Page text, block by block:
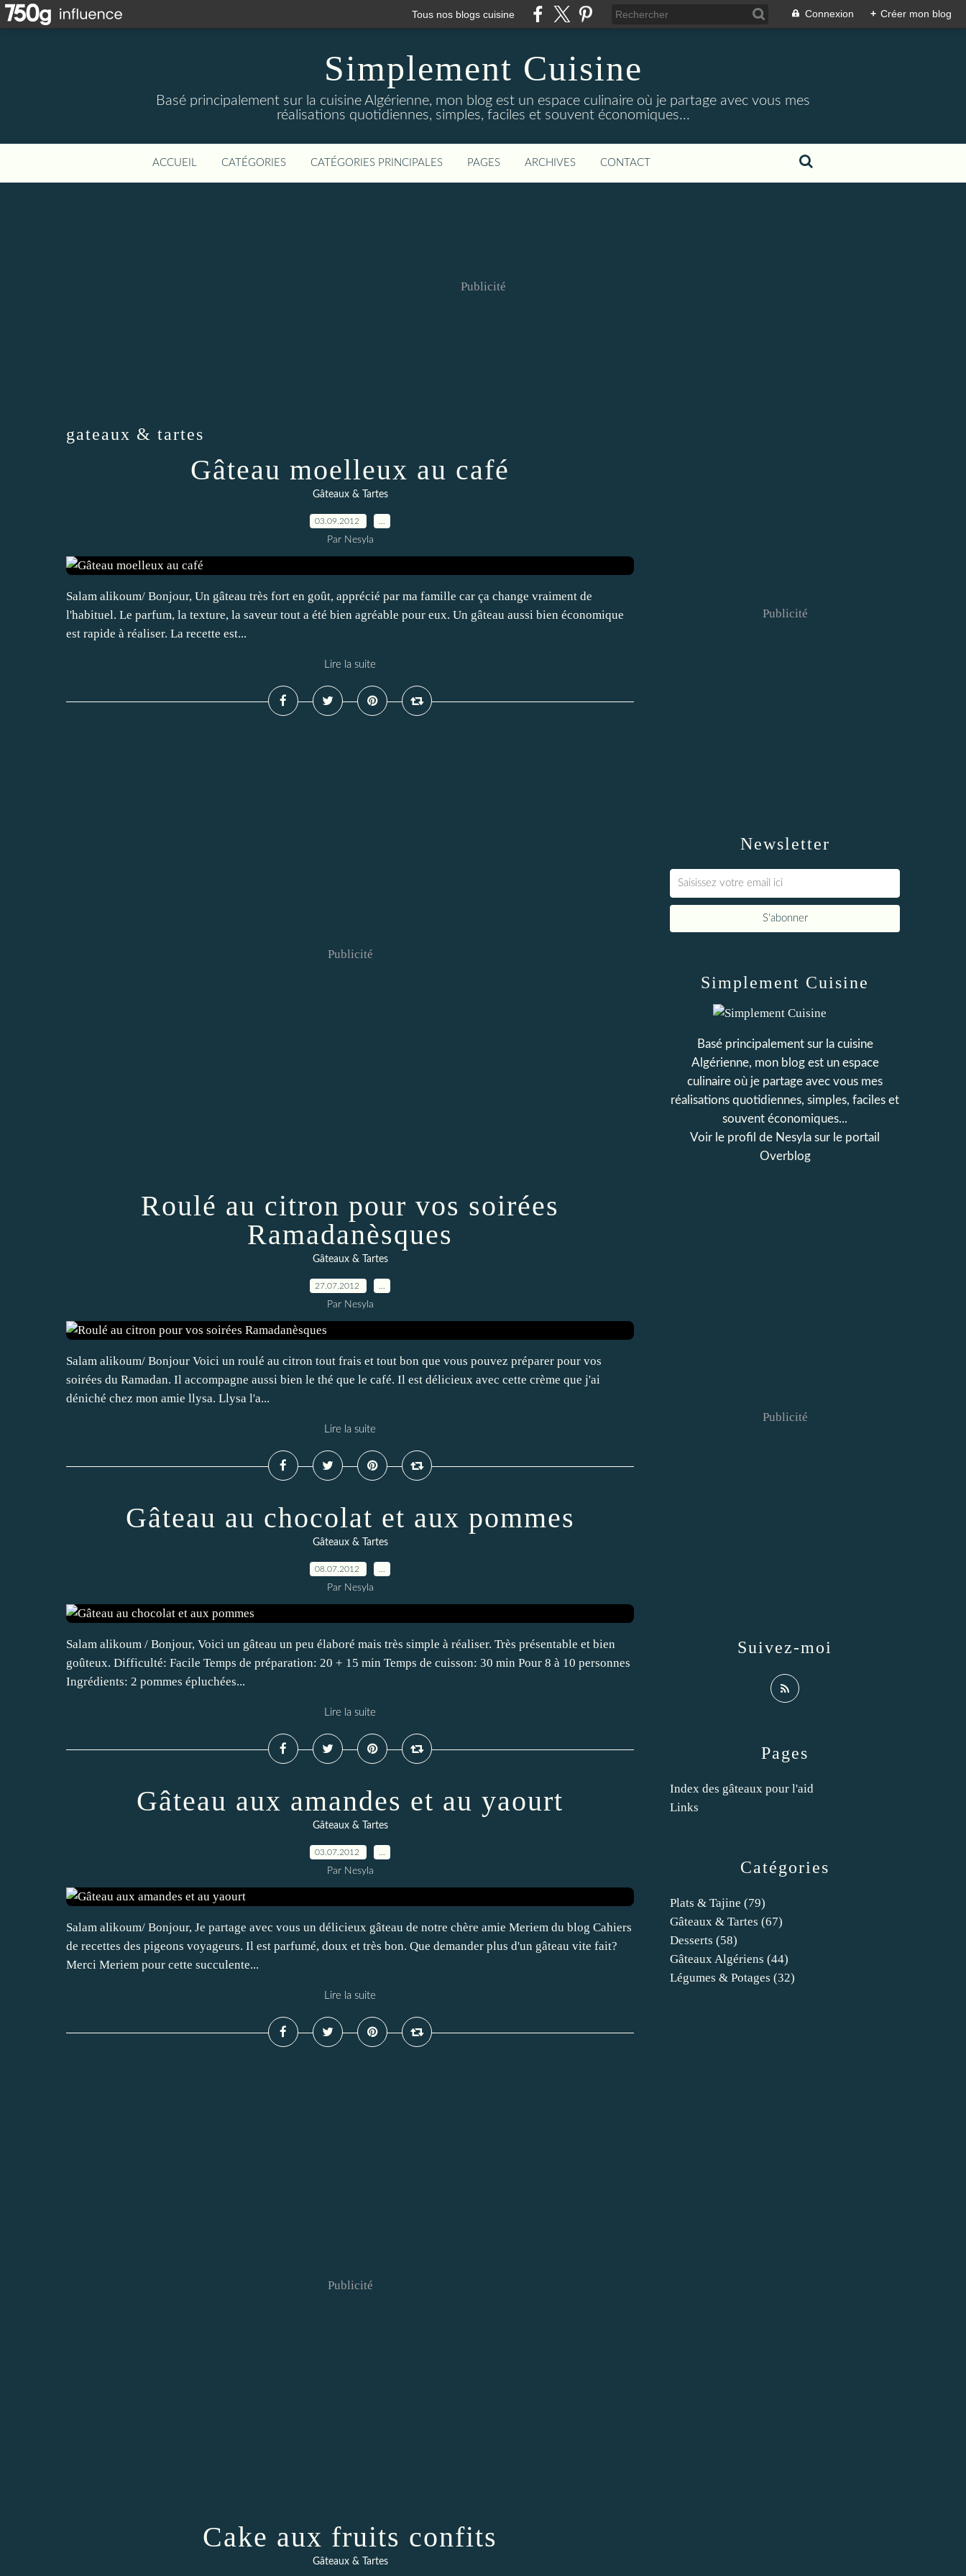
Tous nos blogs cuisine Connexion + Créer mon blog
Simplement Cuisine
Basé principalement sur la cuisine Algérienne, mon blog est un espace culinaire où je partage avec vous mes
réalisations quotidiennes, simples, faciles et souvent économiques...
ACCUEIL CATÉGORIES CATÉGORIES PRINCIPALES PAGES ARCHIVES CONTACT
Publicité
gateaux & tartes
Gâteau moelleux au café
Gâteaux & Tartes
03.09.2012
Par Nesyla
Salam alikoum/ Bonjour, Un gâteau très fort en goût, apprécié par ma famille car ça change vraiment de
l'habituel. Le parfum, la texture, la saveur tout a été bien agréable pour eux. Un gâteau aussi bien économique
est rapide à réaliser. La recette est...
Lire la suite
Publicité
Roulé au citron pour vos soirées
Ramadanèsques
Gâteaux & Tartes
27.07.2012
Par Nesyla
Salam alikoum/ Bonjour Voici un roulé au citron tout frais et tout bon que vous pouvez préparer pour vos
soirées du Ramadan. Il accompagne aussi bien le thé que le café. Il est délicieux avec cette crème que j'ai
déniché chez mon amie llysa. Llysa l'a...
Lire la suite
Gâteau au chocolat et aux pommes
Gâteaux & Tartes
08.07.2012
Par Nesyla
Salam alikoum / Bonjour, Voici un gâteau un peu élaboré mais très simple à réaliser. Très présentable et bien
goûteux. Difficulté: Facile Temps de préparation: 20 + 15 min Temps de cuisson: 30 min Pour 8 à 10 personnes
Ingrédients: 2 pommes épluchées...
Lire la suite
Gâteau aux amandes et au yaourt
Gâteaux & Tartes
03.07.2012
Par Nesyla
Salam alikoum/ Bonjour, Je partage avec vous un délicieux gâteau de notre chère amie Meriem du blog Cahiers
de recettes des pigeons voyageurs. Il est parfumé, doux et très bon. Que demander plus d'un gâteau vite fait?
Merci Meriem pour cette succulente...
Lire la suite
Publicité
Cake aux fruits confits
Gâteaux & Tartes
Newsletter
Publicité
Catégories
Plats & Tajine (79)
Gâteaux & Tartes (67)
Desserts (58)
Gâteaux Algériens (44)
Légumes & Potages (32)
Pages
Index des gâteaux pour l'aid
Links
Simplement Cuisine
Basé principalement sur la cuisine
Algérienne, mon blog est un espace
culinaire où je partage avec vous mes
réalisations quotidiennes, simples, faciles et
souvent économiques...
Voir le profil de Nesyla sur le portail
Overblog
Suivez-moi
Publicité